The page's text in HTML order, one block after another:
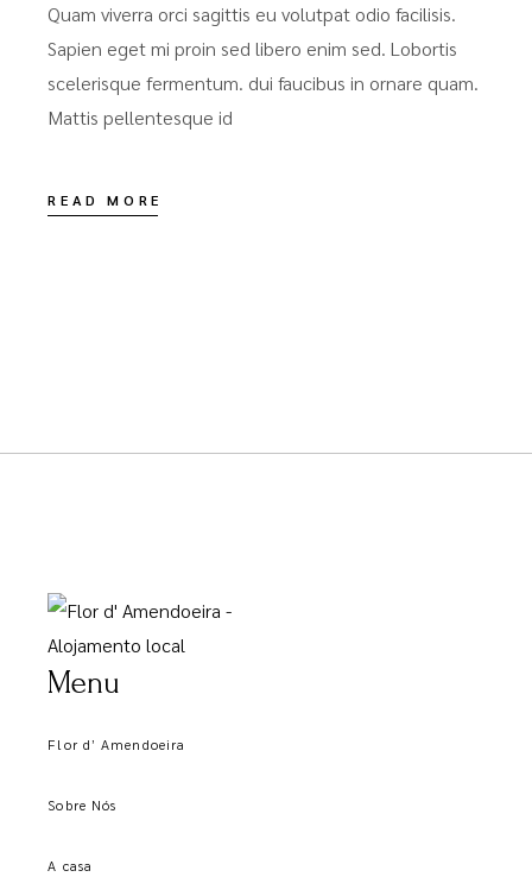
Quam viverra orci sagittis eu volutpat odio facilisis.
Sapien eget mi proin sed libero enim sed. Lobortis
scelerisque fermentum. dui faucibus in ornare quam.
Mattis pellentesque id
READ MORE
Menu
Flor d’ Amendoeira
Sobre Nós
A casa